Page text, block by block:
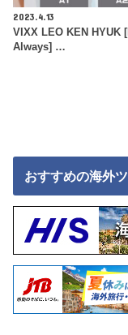
2023.4.13
VIXX LEO KEN HYUK
Always] …
おすすめの海外